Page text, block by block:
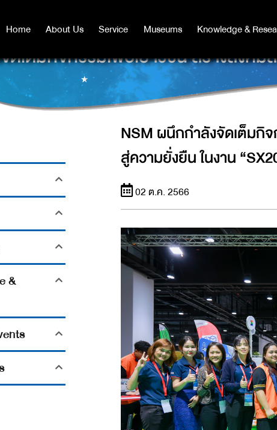
Home About Us Service Museums Knowledge &
Home About Us Service Museums Knowledge &
เต็มกิจกรรมเพื่อเยาวชน สร้างสังค
&
NSM ผนึกกำลังจัดเต็มกิ
สู่ความยั่งยืน ในงาน
02 ต.ค. 2566